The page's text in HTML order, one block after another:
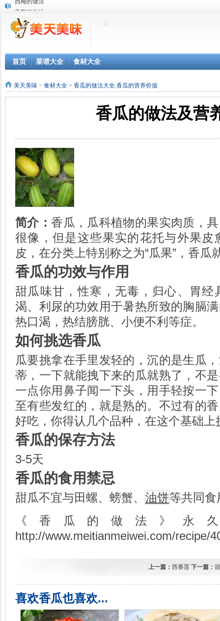
香梨的做法
海棠果的做法
羊肚菌的做法
碱蓬的做法
蕺菜的做法
榨菜的做法
白豆的做法
鸭下巴的做法
鸡蛋的做法
腊鸭头的做法
猪肾的做法
猪横利的做法
腑肋牛肉的做法
前腿牛肉的做法
小腿牛肉的做法
牛臀肉的做法
虾仁的做法
北极虾的做法
蟹肉的做法
黄豆芽的做法
全脂奶粉的做法
西梅的做法
首页 菜谱大全 食材大全
美天美味 > 食材大全 > 香瓜的做法大全,香瓜的营养价值
香瓜的做法及营
简介：香瓜，瓜科植物的果实肉质，
很像，但是这些果实的花托与外果皮
皮，在分类上特别称之为“瓜果”，香瓜
香瓜的功效与作用
甜瓜味甘，性寒，无毒，归心、胃经
渴、利尿的功效用于暑热所致的胸膈
热口渴，热结膀胱、小便不利等症。
如何挑选香瓜
瓜要挑拿在手里发轻的，沉的是生瓜
蒂，一下就能拽下来的瓜就熟了，不
一点你用鼻子闻一下头，用手轻按一
至有些发红的，就是熟的。不过有的
好吃，你得认几个品种，在这个基础上
香瓜的保存方法
3-5天
香瓜的食用禁忌
甜瓜不宜与田螺、螃蟹、 油饼等共同食
《香瓜的做法》永
http://www.meitianmeiwei.com/recipe/
上一篇： 西番莲 下一篇：
喜欢香瓜也喜欢...